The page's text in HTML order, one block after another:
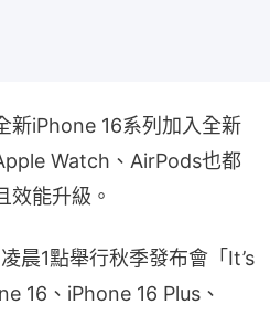
新iPhone 16系列加入全新
Watch、AirPods也都
效能升級。
晨1點舉行秋季發布會「It’s
16、iPhone 16 Plus、